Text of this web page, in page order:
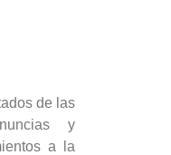
de las
y
a la